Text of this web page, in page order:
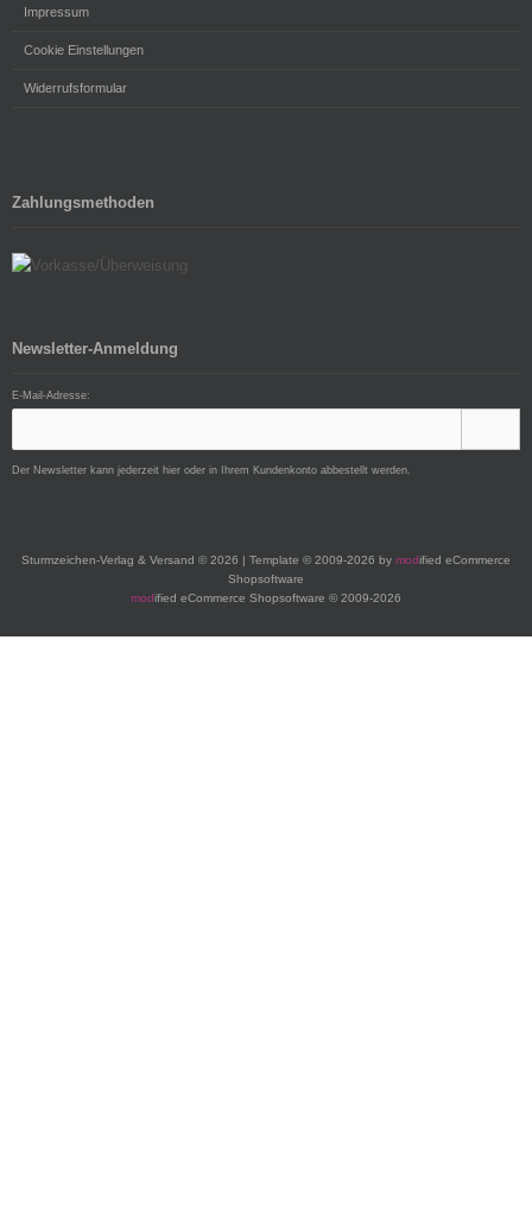
Impressum
Cookie Einstellungen
Widerrufsformular
Zahlungsmethoden
Newsletter-Anmeldung
E-Mail-Adresse:
Der Newsletter kann jederzeit hier oder in Ihrem Kundenkonto abbestellt werden.
Sturmzeichen-Verlag & Versand © 2026 | Template © 2009-2026 by modified eCommerce
Shopsoftware
modified eCommerce Shopsoftware © 2009-2026